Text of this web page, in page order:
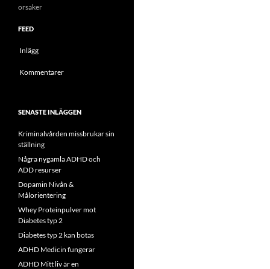
orsaker
FEED
Inlägg
Kommentarer
SENASTE INLÄGGEN
Kriminalvården missbrukar sin
ställning
Några nygamla ADHD och
ADD resurser
Dopamin Nivån &
Målorientering
Whey Proteinpulver mot
Diabetes typ 2
Diabetes typ 2 kan botas
ADHD Medicin fungerar
ADHD Mitt liv är en